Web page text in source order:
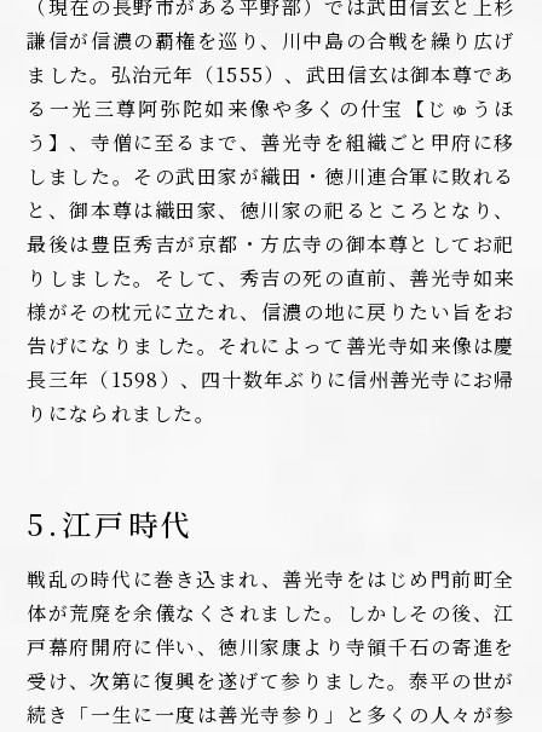
（現在の長野市がある平野部）では武田信玄と上杉
謙信が信濃の覇権を巡り、川中島の合戦を繰り広げ
ました。弘治元年（1555）、武田信玄は御本尊であ
る一光三尊阿弥陀如来像や多くの什宝【じゅうほ
う】、寺僧に至るまで、善光寺を組織ごと甲府に移
しました。その武田家が織田・徳川連合軍に敗れる
と、御本尊は織田家、徳川家の祀るところとなり、
最後は豊臣秀吉が京都・方広寺の御本尊としてお祀
りしました。そして、秀吉の死の直前、善光寺如来
様がその枕元に立たれ、信濃の地に戻りたい旨をお
告げになりました。それによって善光寺如来像は慶
長三年（1598）、四十数年ぶりに信州善光寺にお帰
りになられました。
5.江戸時代
戦乱の時代に巻き込まれ、善光寺をはじめ門前町全
体が荒廃を余儀なくされました。しかしその後、江
戸幕府開府に伴い、徳川家康より寺領千石の寄進を
受け、次第に復興を遂げて参りました。泰平の世が
続き「一生に一度は善光寺参り」と多くの人々が参